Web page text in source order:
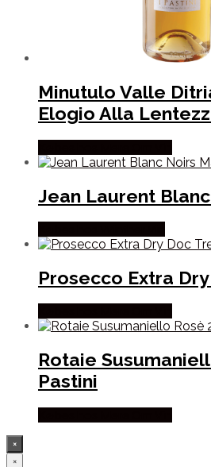
Minutulo Valle
Elogio Alla
Jean Laurent
Prosecco Extra
Rotaie
Pastini
×
×